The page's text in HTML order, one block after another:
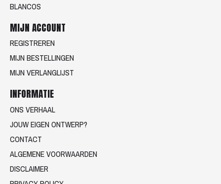
BLANCOS
MIJN ACCOUNT
REGISTREREN
MIJN BESTELLINGEN
MIJN VERLANGLIJST
INFORMATIE
ONS VERHAAL
JOUW EIGEN ONTWERP?
CONTACT
ALGEMENE VOORWAARDEN
DISCLAIMER